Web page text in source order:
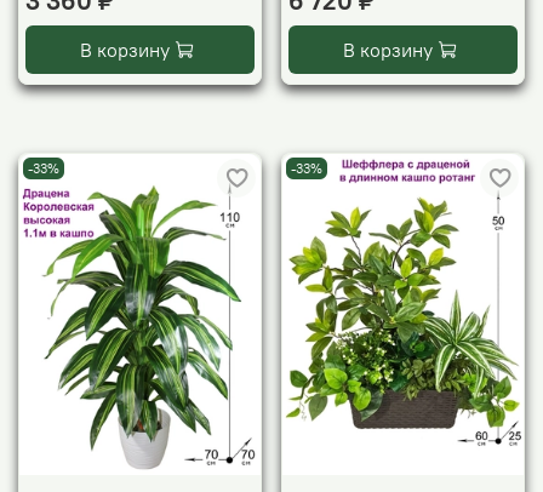
В корзину В корзину
-33% -33%